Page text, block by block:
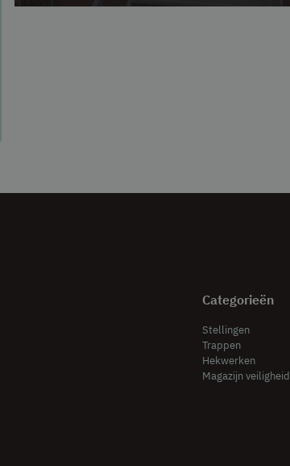
Categorieën
Stellingen
Trappen
Hekwerken
Magazijn veiligheid